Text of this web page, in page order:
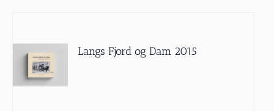
Langs Fjord og Dam 2015